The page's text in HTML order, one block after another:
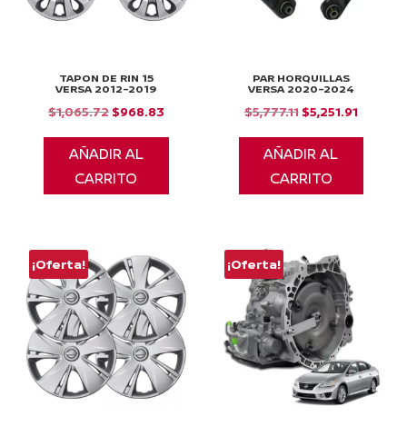
TAPON DE RIN 15
VERSA 2012-2019
$1,065.72 El
precio
original
era:
$968.83El
precio
AÑADIR AL
CARRITO
PAR HORQUILLAS
VERSA 2020-2024
$5,777.11 El
precio
original
era:
$5,251.91El
precio
AÑADIR AL
CARRITO
¡Oferta! ¡Oferta!